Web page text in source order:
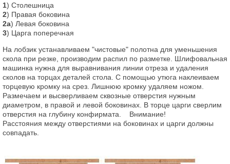
1) Столешница
2) Правая боковина
2а) Левая боковина
3) Царга поперечная
На лобзик устанавливаем "чистовые" полотна для уменьшения
скола при резке, производим распил по разметке. Шлифовальная
машинка нужна для выравнивания линии отреза и удаления
сколов на торцах деталей стола. С помощью утюга наклеиваем
торцевую кромку на срез. Лишнюю кромку удаляем ножом.
Размечаем и высверливаем сквозные отверстия нужным
диаметром, в правой и левой боковинах. В торце царги сверлим
отверстия на глубину конфирмата. Внимание!
Расстояния между отверстиями на боковинах и царги должны
совпадать.